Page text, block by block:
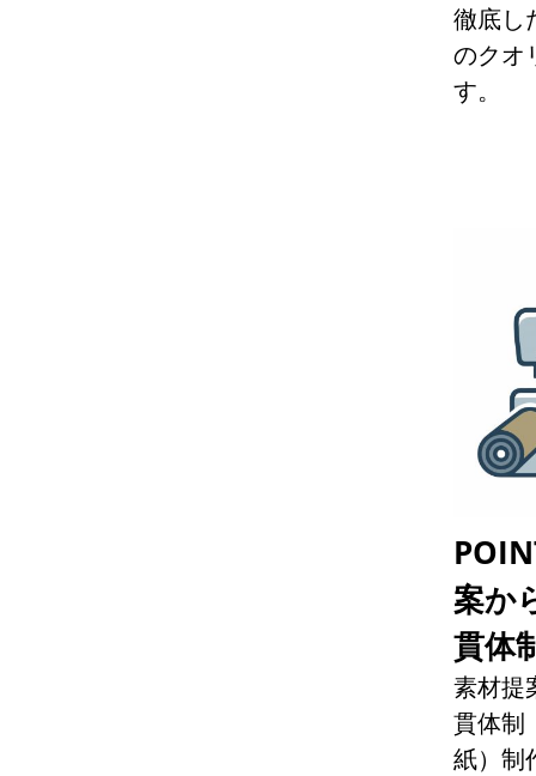
徹底し
のクオ
す。
案か
貫体
素材提
貫体制
紙）制